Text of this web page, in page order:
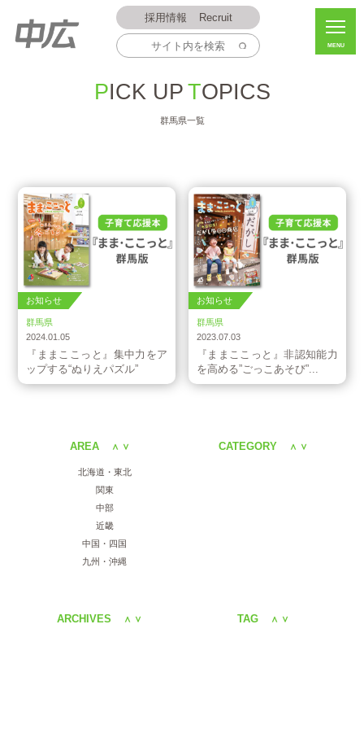
採用情報 Recruit
MENU
PICK UP TOPICS
群馬県一覧
お知らせ
群馬県
2024.01.05
『ままここっと』集中力をア
ップする“ぬりえパズル”
お知らせ
群馬県
2023.07.03
『ままここっと』非認知能力
を高める”ごっこあそび”...
AREA ＜ ＞
北海道・東北
関東
中部
近畿
中国・四国
九州・沖縄
CATEGORY ＜ ＞
ARCHIVES ＜ ＞ TAG ＜ ＞